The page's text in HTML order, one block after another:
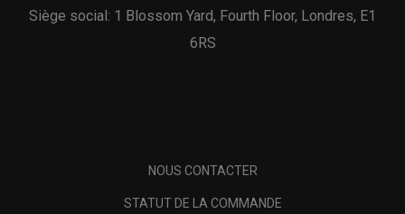
Siège social: 1 Blossom Yard, Fourth Floor, Londres, E1
6RS
NOUS CONTACTER
STATUT DE LA COMMANDE